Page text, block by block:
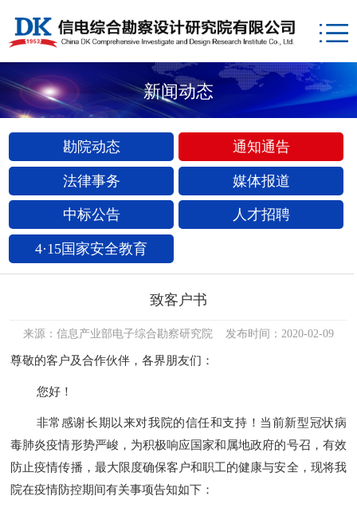
新闻动态
勘院动态 通知通告
法律事务 媒体报道
中标公告 人才招聘
4·15国家安全教育
致客户书
来源：信息产业部电子综合勘察研究院 发布时间：2020-02-09
尊敬的客户及合作伙伴，各界朋友们：
您好！
非常感谢长期以来对我院的信任和支持！ 当前新型冠状病
毒肺炎疫情形势严峻， 为积极响应国家和属地政府的号召， 有效
防止疫情传播， 最大限度确保客户和职工的健康与安全， 现将我
院在疫情防控期间有关事项告知如下：